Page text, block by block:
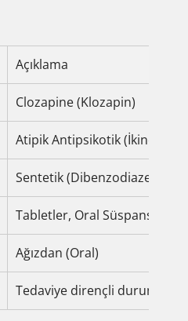
Açıklama
Clozapine (Klozapin)
Atipik Antipsikotik (İkinci
Sentetik (Dibenzodiazepin
Tabletler, Oral Süspansiyon,
Ağızdan (Oral)
Tedaviye dirençli durumlar,